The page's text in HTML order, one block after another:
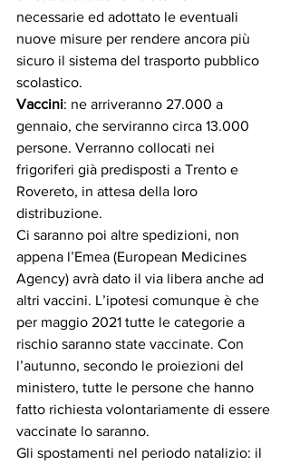
necessarie ed adottato le eventuali
nuove misure per rendere ancora più
sicuro il sistema del trasporto pubblico
scolastico.
Vaccini: ne arriveranno 27.000 a
gennaio, che serviranno circa 13.000
persone. Verranno collocati nei
frigoriferi già predisposti a Trento e
Rovereto, in attesa della loro
distribuzione.
Ci saranno poi altre spedizioni, non
appena l’Emea (European Medicines
Agency) avrà dato il via libera anche ad
altri vaccini. L’ipotesi comunque è che
per maggio 2021 tutte le categorie a
rischio saranno state vaccinate. Con
l’autunno, secondo le proiezioni del
ministero, tutte le persone che hanno
fatto richiesta volontariamente di essere
vaccinate lo saranno.
Gli spostamenti nel periodo natalizio: il